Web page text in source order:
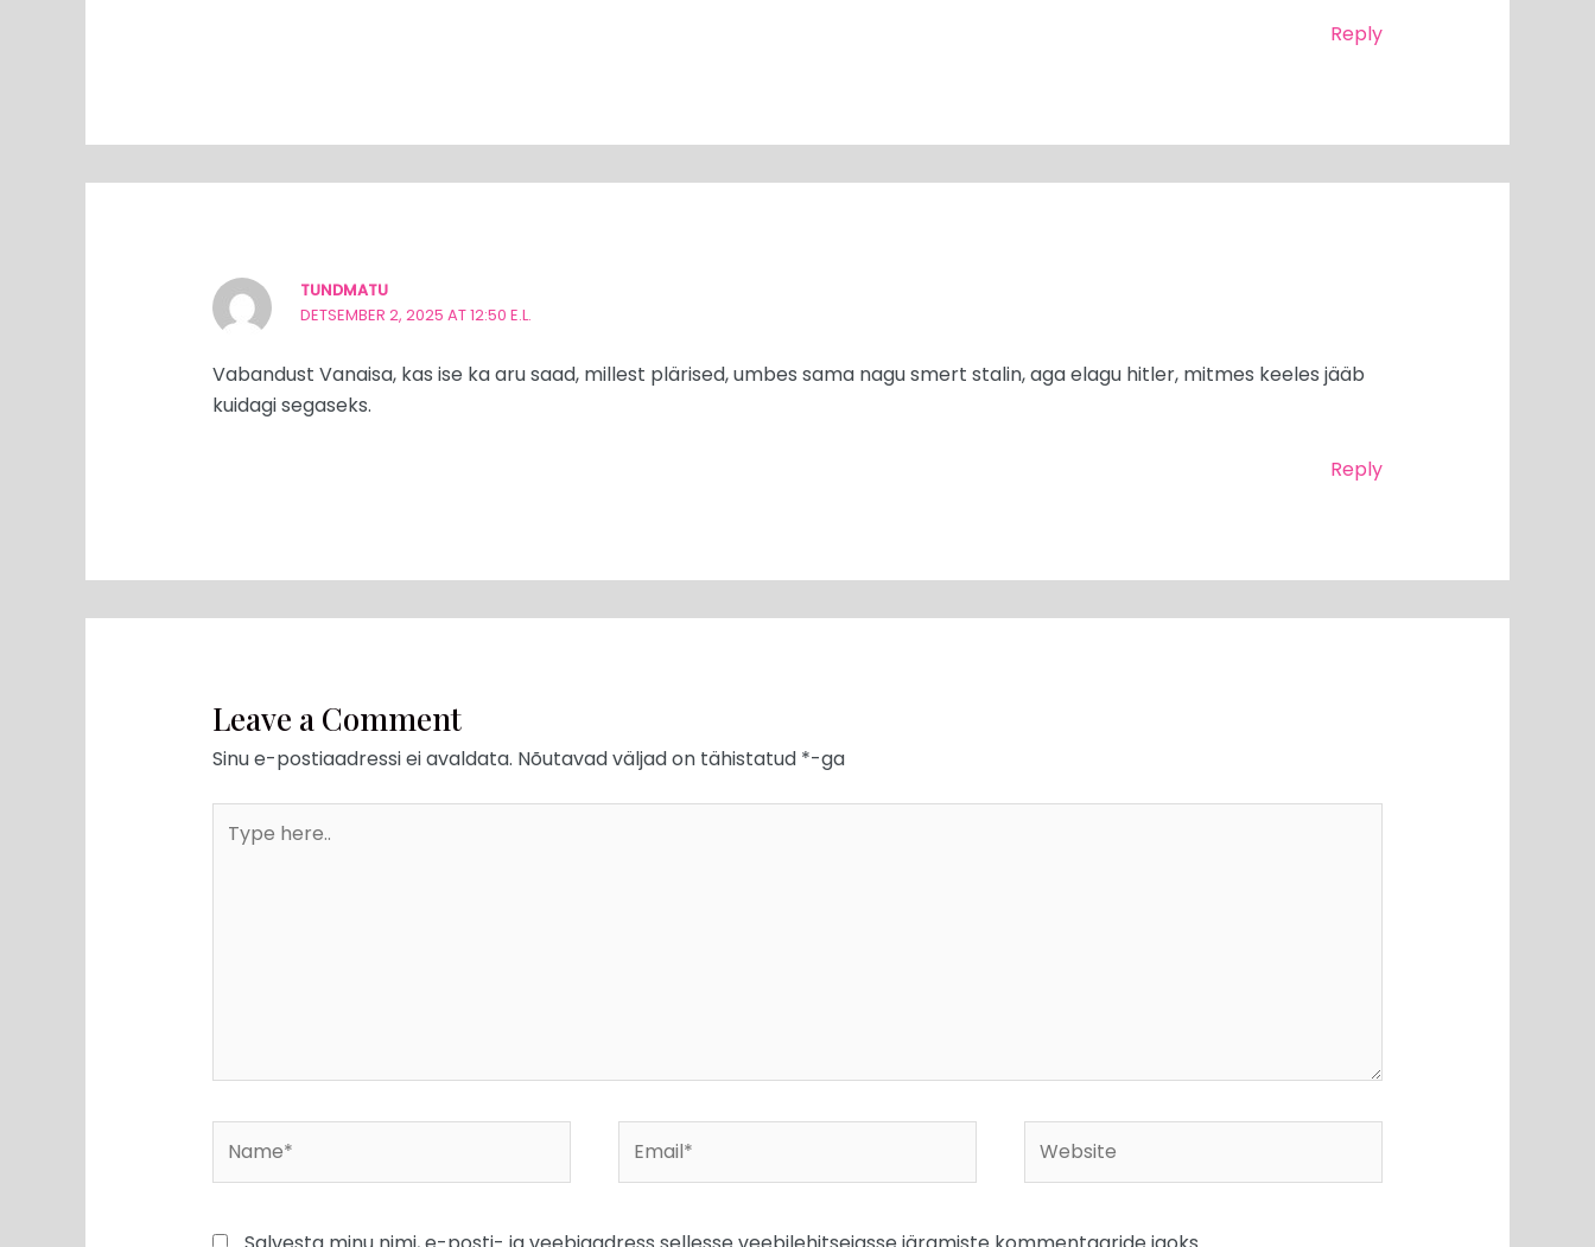
Reply
TUNDMATU
DETSEMBER 2, 2025 AT 12:50 E.L.
Vabandust Vanaisa, kas ise ka aru saad, millest plärised, umbes sama nagu smert stalin, aga elagu hitler, mitmes keeles jääb
kuidagi segaseks.
Reply
Leave a Comment
Sinu e-postiaadressi ei avaldata. Nõutavad väljad on tähistatud *-ga
here..